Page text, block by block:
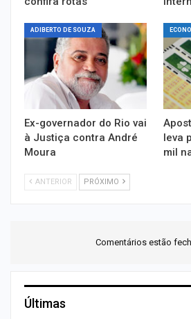
ADIBERTO DE SOUZA
Ex-governador do Rio vai
à Justiça contra André
Moura
leva
mil
ANTERIOR PRÓXIMO
Comentários estão
Últimas